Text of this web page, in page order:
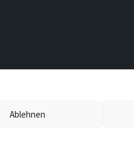
Ablehnen